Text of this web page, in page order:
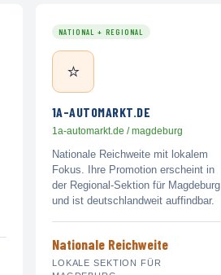
NATIONAL + REGIONAL
⭐
1A-AUTOMARKT.DE
1a-automarkt.de / magdeburg
Nationale Reichweite mit lokalem
Fokus. Ihre Promotion erscheint in
der Regional-Sektion für Magdeburg
und ist deutschlandweit auffindbar.
Nationale Reichweite
LOKALE SEKTION FÜR